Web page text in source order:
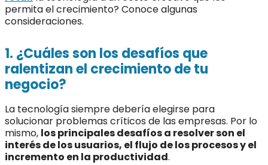
permita el crecimiento? Conoce algunas
consideraciones.
1. ¿Cuáles son los desafíos que
ralentizan el crecimiento de tu
negocio?
La tecnología siempre debería elegirse para
solucionar problemas críticos de las empresas. Por lo
mismo, los principales desafíos a resolver son el
interés de los usuarios, el flujo de los procesos y el
incremento en la productividad.